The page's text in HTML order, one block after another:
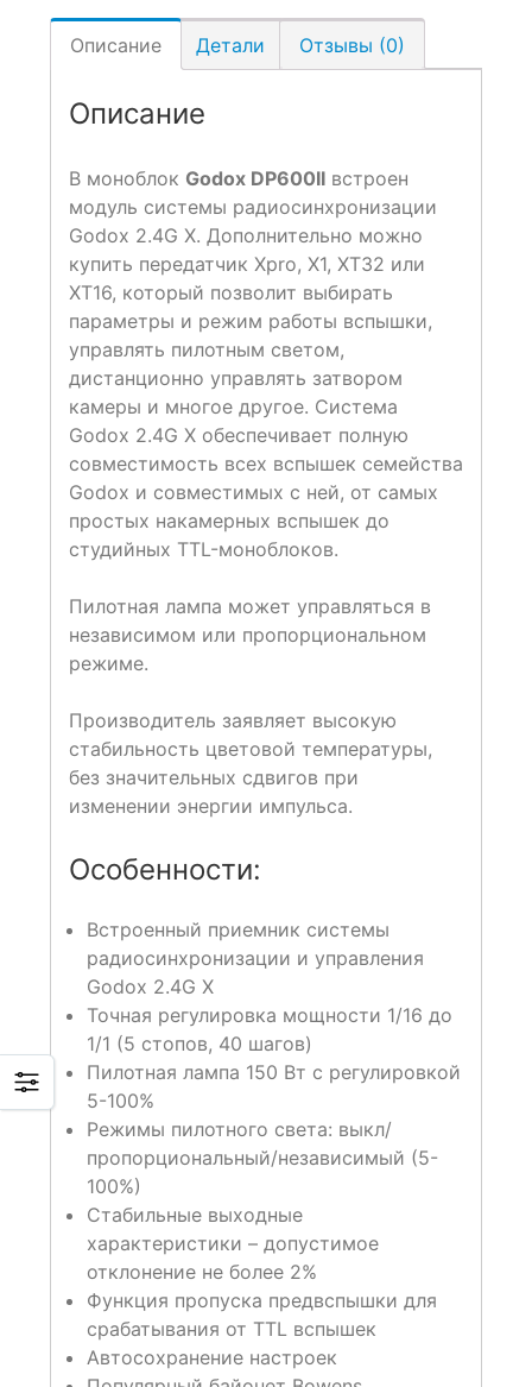
Описание Детали Отзывы (0)
Описание
В моноблок Godox DP600II встроен
модуль системы радиосинхронизации
Godox 2.4G X. Дополнительно можно
купить передатчик Xpro, X1, XT32 или
XT16, который позволит выбирать
параметры и режим работы вспышки,
управлять пилотным светом,
дистанционно управлять затвором
камеры и многое другое. Система
Godox 2.4G X обеспечивает полную
совместимость всех вспышек семейства
Godox и совместимых с ней, от самых
простых накамерных вспышек до
студийных TTL-моноблоков.
Пилотная лампа может управляться в
независимом или пропорциональном
режиме.
Производитель заявляет высокую
стабильность цветовой температуры,
без значительных сдвигов при
изменении энергии импульса.
Особенности:
Встроенный приемник системы
радиосинхронизации и управления
Godox 2.4G X
Точная регулировка мощности 1/16 до
1/1 (5 стопов, 40 шагов)
Пилотная лампа 150 Вт с регулировкой
5-100%
Режимы пилотного света: выкл/
пропорциональный/независимый (5-
100%)
Стабильные выходные
характеристики – допустимое
отклонение не более 2%
Функция пропуска предвспышки для
срабатывания от TTL вспышек
Автосохранение настроек